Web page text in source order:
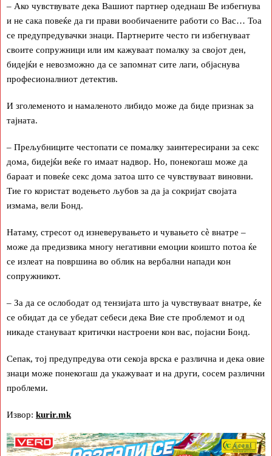
– Ако чувствувате дека Вашиот партнер одеднаш Ве избегнува
и не сака повеќе да ги прави вообичаените работи со Вас… Тоа
се предупредувачки знаци. Партнерите често ги избегнуваат
своите сопружници или им кажуваат помалку за својот ден,
бидејќи е невозможно да се запомнат сите лаги, објаснува
професионалниот детектив.
И зголеменото и намаленото либидо може да биде признак за
тајната.
– Прељубниците честопати се помалку заинтересирани за секс
дома, бидејќи веќе го имаат надвор. Но, понекогаш може да
бараат и повеќе секс дома затоа што се чувствуваат виновни.
Тие го користат водењето љубов за да ја сокријат својата
измама, вели Бонд.
Натаму, стресот од изневерувањето и чувањето сè внатре –
може да предизвика многу негативни емоции коишто потоа ќе
се излеат на површина во облик на вербални напади кон
сопружникот.
– За да се ослободат од тензијата што ја чувствуваат внатре, ќе
се обидат да се убедат себеси дека Вие сте проблемот и од
никаде стануваат критички настроени кон вас, појасни Бонд.
Сепак, тој предупредува оти секоја врска е различна и дека овие
знаци може понекогаш да укажуваат и на други, сосем различни
проблеми.
Извор: kurir.mk